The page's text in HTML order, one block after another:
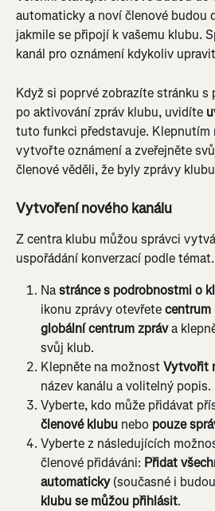
automaticky a noví členové budou
jakmile se připojí k vašemu klubu.
kanál pro oznámení kdykoliv
Když si poprvé zobrazíte stránku
po aktivování zpráv klubu, uvidíte
tuto funkci představuje. Klepnutím
vytvořte oznámení a zveřejněte
členové věděli, že byly zprávy
Vytvoření nového kanálu
Z centra klubu můžou správci
uspořádání konverzací podle témat.
Na stránce s podrobnostmi o
ikonu zprávy otevřete centrum
globální centrum zpráv a
svůj klub.
Klepněte na možnost Vytvořit
název kanálu a volitelný popis.
Vyberte, kdo může přidávat
členové klubu nebo pouze
Vyberte z následujících
členové přidáváni: Přidat
automaticky (současné i
klubu se můžou přihlásit.